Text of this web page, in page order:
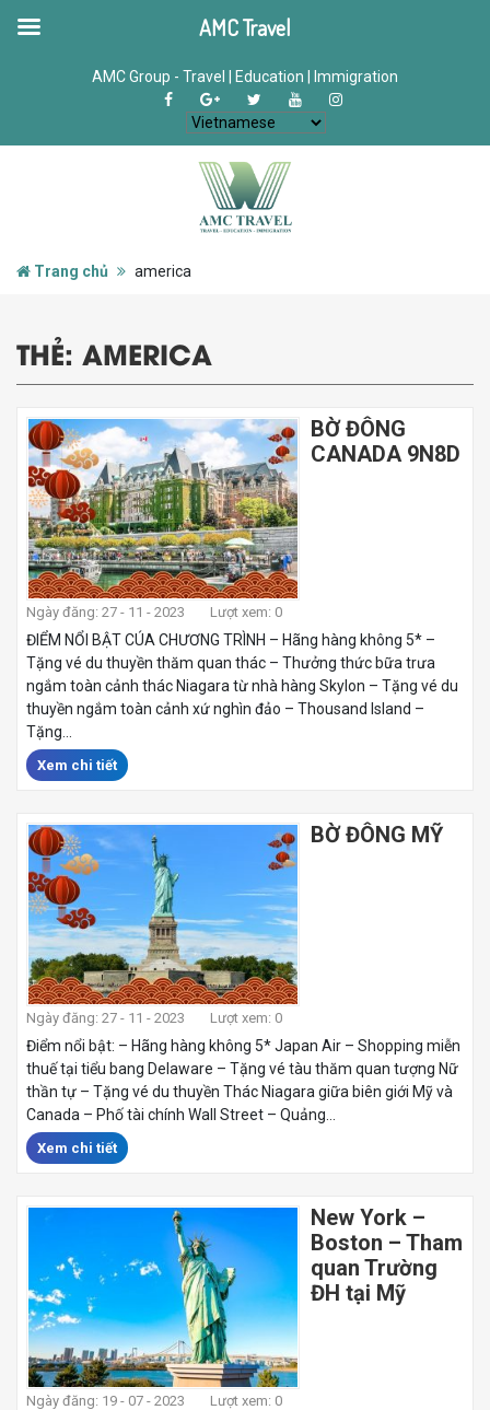
AMC Group - Travel | Education | Immigration
Trang chủ america
THẺ: AMERICA
BỜ ĐÔNG
CANADA 9N8D
Ngày đăng: 27 - 11 - 2023 Lượt xem: 0
ĐIỂM NỔI BẬT CÚA CHƯƠNG TRÌNH – Hãng hàng không 5* –
Tặng vé du thuyền thăm quan thác – Thưởng thức bữa trưa
ngắm toàn cảnh thác Niagara từ nhà hàng Skylon – Tặng vé du
thuyền ngắm toàn cảnh xứ nghìn đảo – Thousand Island –
Tặng...
Xem chi tiết
BỜ ĐÔNG MỸ
Ngày đăng: 27 - 11 - 2023 Lượt xem: 0
Điểm nổi bật: – Hãng hàng không 5* Japan Air – Shopping miễn
thuế tại tiểu bang Delaware – Tặng vé tàu thăm quan tượng Nữ
thần tự – Tặng vé du thuyền Thác Niagara giữa biên giới Mỹ và
Canada – Phố tài chính Wall Street – Quảng...
Xem chi tiết
New York –
Boston – Tham
quan Trường
ĐH tại Mỹ
Ngày đăng: 19 - 07 - 2023 Lượt xem: 0
AMC Travel